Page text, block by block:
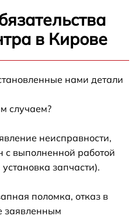
в Кирове
нами детали
случаем?
неисправности,
с выполненной работой
запчасти).
поломка, отказ в
заявленным